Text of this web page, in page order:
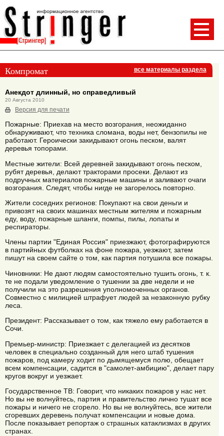
Компромат все материалы раздела
Анекдот длинный, но справедливый
20 Августа 2010
Версия для печати
Пожарные: Приехав на место возгорания, неожиданно
обнаруживают, что техника сломана, воды нет, бензопилы не
работают. Героически закидывают огонь песком, валят
деревья топорами.
Местные жители: Всей деревней закидывают огонь песком,
рубят деревья, делают тракторами просеки. Делают из
подручных материалов пожарные машины и заливают очаги
возгорания. Следят, чтобы нигде не загорелось повторно.
Жители соседних регионов: Покупают на свои деньги и
привозят на своих машинах местным жителям и пожарным
еду, воду, пожарные шланги, помпы, пилы, лопаты и
респираторы.
Члены партии "Единая Россия" приезжают, фотографируются
в партийных футболках на фоне пожара, уезжают, затем
пишут на своем сайте о том, как партия потушила все пожары.
Чиновники: Не дают людям самостоятельно тушить огонь, т. к.
те не подали уведомление о тушении за две недели и не
получили на это разрешения уполномоченных органов.
Совместно с милицией штрафует людей за незаконную рубку
леса.
Президент: Рассказывает о том, как тяжело ему работается в
Сочи.
Премьер-министр: Приезжает с делегацией из десятков
человек в специально созданный для него штаб тушения
пожаров, под камеру ходит по дымящемуся полю, обещает
всем компенсации, садится в "самолет-амбицию", делает пару
кругов вокруг и уезжает.
Государственное ТВ: Говорит, что никаких пожаров у нас нет.
Но вы не волнуйтесь, партия и правительство лично тушат все
пожары и ничего не сгорело. Но вы не волнуйтесь, все жители
сгоревших деревень получат компенсации и новые дома.
После показывает репортаж о страшных катаклизмах в других
странах.